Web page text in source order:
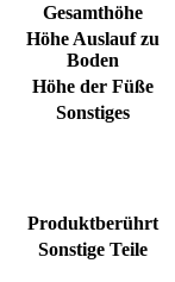
Gesamthöhe
Höhe Auslauf zu
Boden
Höhe der Füße
Sonstiges
Produktberührt
Sonstige Teile